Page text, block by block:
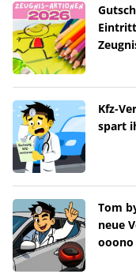
Kfz-
spart
Tom
neue
ooono